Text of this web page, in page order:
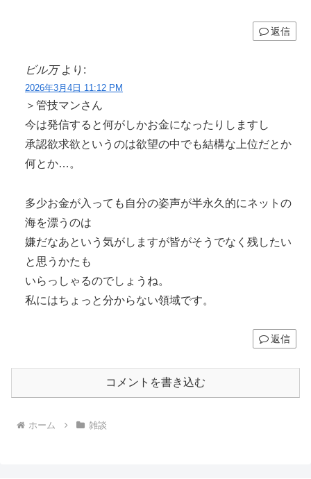
返信
ビル万 より:
2026年3月4日 11:12 PM
＞管技マンさん
今は発信すると何がしかお金になったりしますし
承認欲求欲というのは欲望の中でも結構な上位だとか
何とか…。
多少お金が入っても自分の姿声が半永久的にネットの
海を漂うのは
嫌だなあという気がしますが皆がそうでなく残したい
と思うかたも
いらっしゃるのでしょうね。
私にはちょっと分からない領域です。
返信
コメントを書き込む
ホーム 雑談